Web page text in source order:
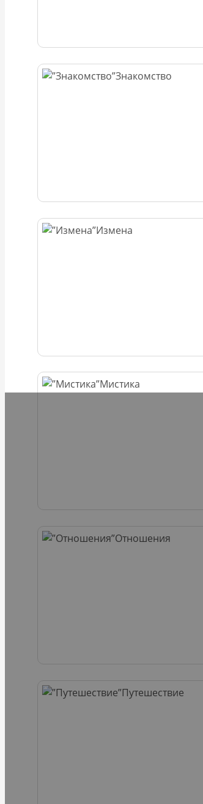
Знакомство
Измена
Мистика
Отношения
Путешествие